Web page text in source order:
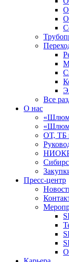
Все
О нас
ОТ,
Пресс-центр